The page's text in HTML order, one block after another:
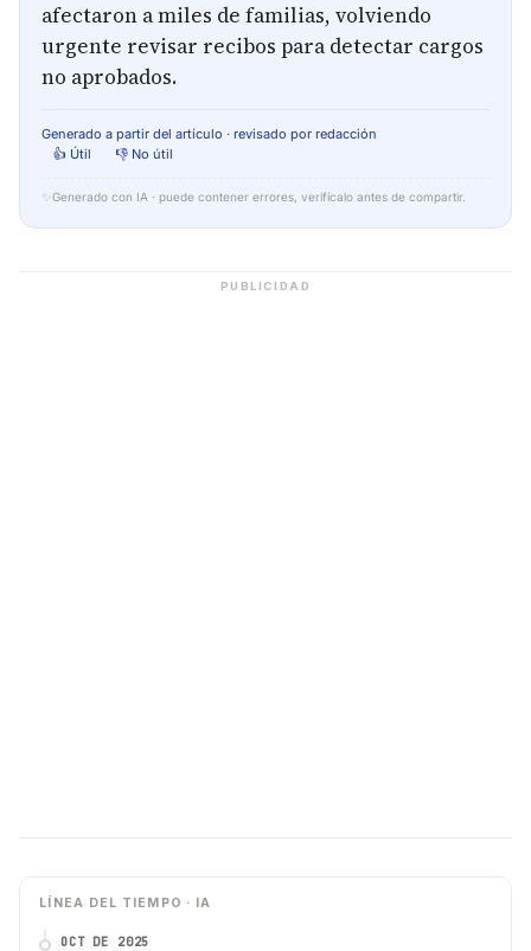
afectaron a miles de familias, volviendo
urgente revisar recibos para detectar cargos
no aprobados.
Generado a partir del artículo · revisado por redacción
👍 Útil
👎 No útil
✨ Generado con IA · puede contener errores, verifícalo antes de compartir.
PUBLICIDAD
LÍNEA DEL TIEMPO · IA
OCT DE 2025